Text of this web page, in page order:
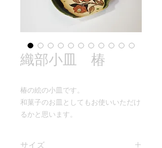
織部小皿 椿
椿の絵の小皿です。
和菓子のお皿としてもお使いいただけ
るかと思います。
サイズ